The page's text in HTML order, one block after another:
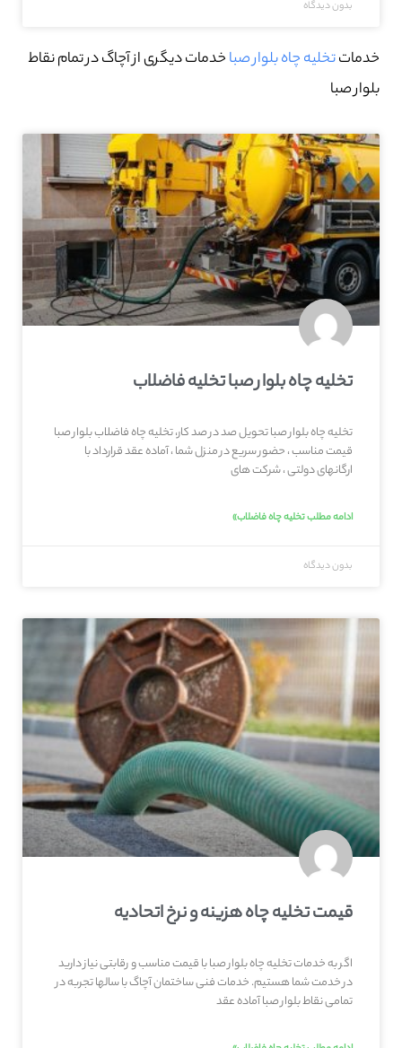
بدون دیدگاه
خدماتتخلیه چاه بلوار صباخدمات دیگری از آچاگ در تمام نقاط
بلوار صبا
تخلیه چاه بلوار صبا تخلیه فاضلاب
تخلیه چاه بلوار صبا تحویل صد در صد کار، تخلیه چاه فاضلاب بلوار صبا
قیمت مناسب ، حضور سریع در منزل شما ، آماده عقد قرارداد با
ارگانهای دولتی ، شرکت های
ادامه مطلب تخلیه چاه فاضلاب»
بدون دیدگاه
قیمت تخلیه چاه هزینه و نرخ اتحادیه
اگر به خدمات تخلیه چاه بلوار صبا با قیمت مناسب و رقابتی نیاز دارید
در خدمت شما هستیم. خدمات فنی ساختمان آچاگ با سالها تجربه در
تمامی نقاط بلوار صبا آماده عقد